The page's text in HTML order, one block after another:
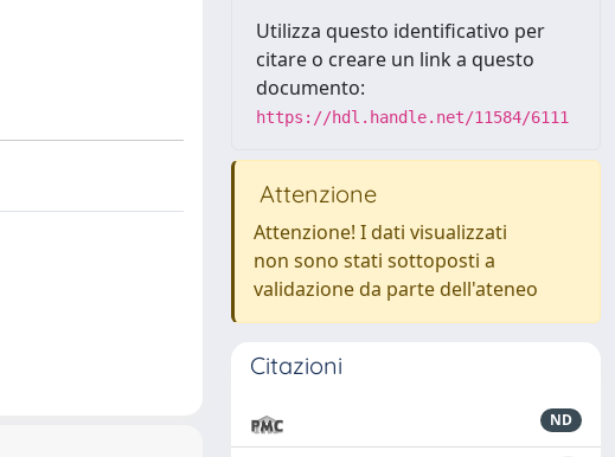
Utilizza questo identificativo per
citare o creare un link a questo
documento:
https://hdl.handle.net/11584/6111
Attenzione
Attenzione! I dati visualizzati
non sono stati sottoposti a
validazione da parte dell'ateneo
Citazioni
ND